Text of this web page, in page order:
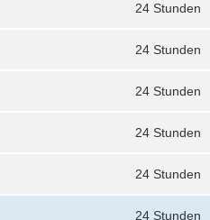
24 Stunden
24 Stunden
24 Stunden
24 Stunden
24 Stunden
24 Stunden